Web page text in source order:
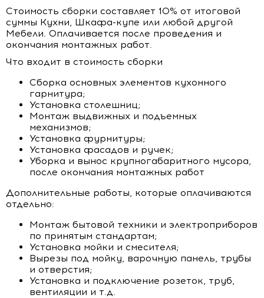
Стоимость сборки составляет 10% от итоговой
суммы Кухни, Шкафа-купе или любой другой
Мебели. Оплачивается после проведения и
окончания монтажных работ.
Что входит в стоимость сборки
Сборка основных элементов кухонного
гарнитура;
Установка столешниц;
Монтаж выдвижных и подъемных
механизмов;
Установка фурнитуры;
Установка фасадов и ручек;
Уборка и вынос крупногабаритного мусора,
после окончания монтажных работ
Дополнительные работы, которые оплачиваются
отдельно:
Монтаж бытовой техники и электроприборов
по принятым стандартам;
Установка мойки и смесителя;
Вырезы под мойку, варочную панель, трубы
и отверстия;
Установка и подключение розеток, труб,
вентиляции и т.д.